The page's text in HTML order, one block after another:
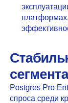
Postgres Pro
спроса среди